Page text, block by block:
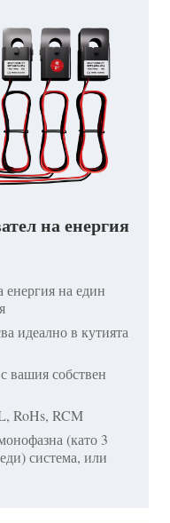
на енергия
енергия на един
идеално в кутията
вашия собствен
RoHs, RCM
(като 3
система, или